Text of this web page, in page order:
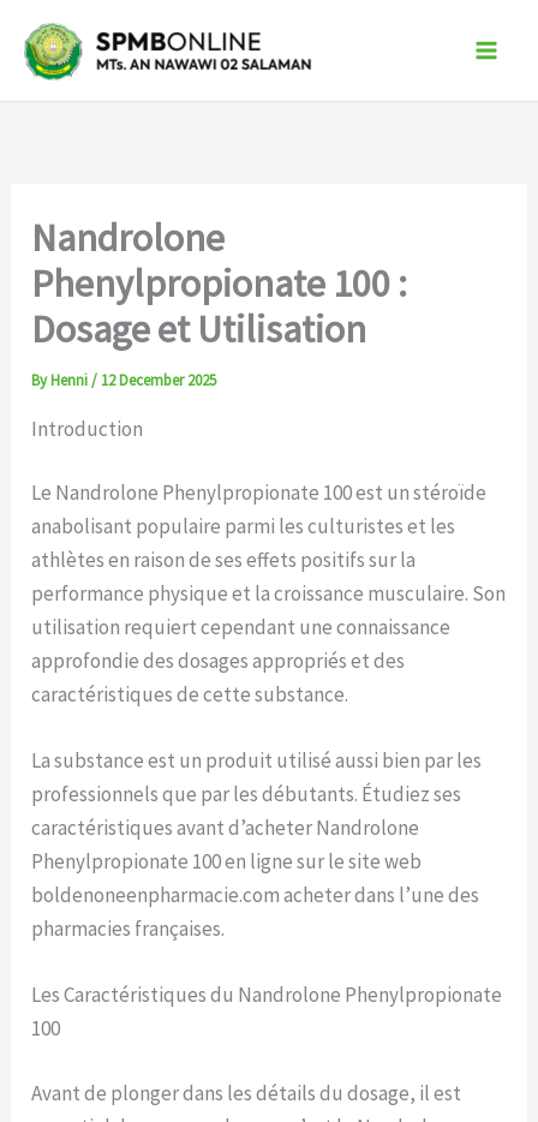
content
Nandrolone
Phenylpropionate 100 :
Dosage et Utilisation
ByHenni/ 12 December 2025
Introduction
Le Nandrolone Phenylpropionate 100 est un stéroïde
anabolisant populaire parmi les culturistes et les
athlètes en raison de ses effets positifs sur la
performance physique et la croissance musculaire. Son
utilisation requiert cependant une connaissance
approfondie des dosages appropriés et des
caractéristiques de cette substance.
La substance est un produit utilisé aussi bien par les
professionnels que par les débutants. Étudiez ses
caractéristiques avant d’acheter Nandrolone
Phenylpropionate 100 en ligne sur le site web
boldenoneenpharmacie.com acheter dans l’une des
pharmacies françaises.
Les Caractéristiques du Nandrolone Phenylpropionate
100
Avant de plonger dans les détails du dosage, il est